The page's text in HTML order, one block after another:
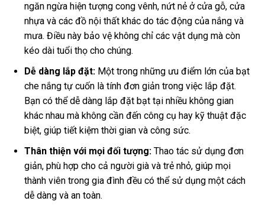
ngăn ngừa hiện tượng cong vênh, nứt nẻ ở cửa gỗ, cửa
nhựa và các đồ nội thất khác do tác động của nắng và
mưa. Điều này bảo vệ không chỉ các vật dụng mà còn
kéo dài tuổi thọ cho chúng.
Dễ dàng lắp đặt:Một trong những ưu điểm lớn của bạt
che nắng tự cuốn là tính đơn giản trong việc lắp đặt.
Bạn có thể dễ dàng lắp đặt bạt tại nhiều không gian
khác nhau mà không cần đến công cụ hay kỹ thuật đặc
biệt, giúp tiết kiệm thời gian và công sức.
Thân thiện với mọi đối tượng:Thao tác sử dụng đơn
giản, phù hợp cho cả người già và trẻ nhỏ, giúp mọi
thành viên trong gia đình đều có thể sử dụng một cách
dễ dàng và an toàn.